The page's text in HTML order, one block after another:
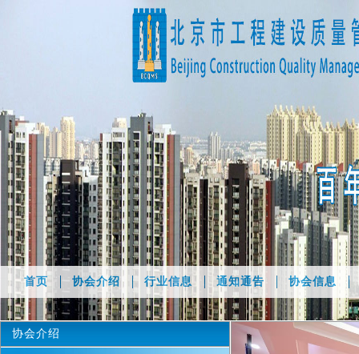
首页 协会介绍 行业信息 通知通告 协会信息
协会介绍